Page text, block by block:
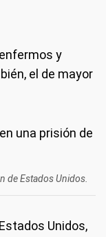
y
el de mayor
de Estados Unidos.
Unidos,